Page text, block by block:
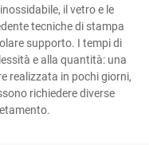
il vetro e le
tecniche di stampa
supporto. I tempi di
e alla quantità: una
realizzata in pochi giorni,
richiedere diverse